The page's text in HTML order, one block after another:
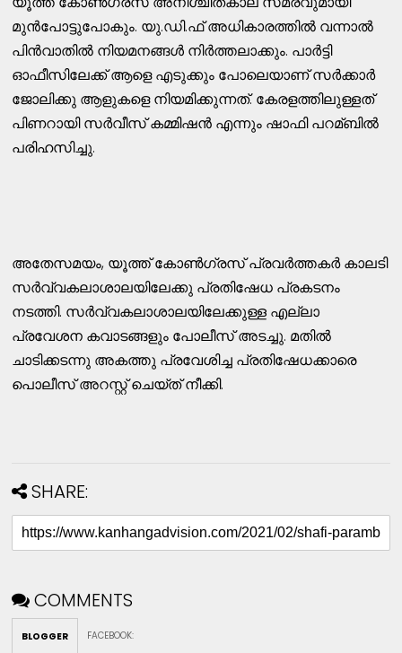
മുന്‍പോട്ടുപോകും. യു.ഡി.ഫ് അധികാരത്തില്‍ വന്നാല്‍
പിന്‍വാതില്‍ നിയമനങ്ങള്‍ നിര്‍ത്തലാക്കും. പാര്‍ട്ടി
ഓഫീസിലേക്ക് ആളെ എടുക്കും പോലെയാണ് സര്‍ക്കാര്‍
ജോലിക്കു ആളുകളെ നിയമിക്കുന്നത്. കേരളത്തിലുള്ളത്
പിണറായി സര്‍വീസ് കമ്മിഷന്‍ എന്നും ഷാഫി പറമ്ബില്‍
പരിഹസിച്ചു.
അതേസമയം, യൂത്ത് കോണ്‍ഗ്രസ് പ്രവര്‍ത്തകര്‍ കാലടി
സര്‍വ്വകലാശാലയിലേക്കു പ്രതിഷേധ പ്രകടനം
നടത്തി. സര്‍വ്വകലാശാലയിലേക്കുള്ള എല്ലാ
പ്രവേശന കവാടങ്ങളും പോലീസ് അടച്ചു. മതില്‍
ചാടിക്കടന്നു അകത്തു പ്രവേശിച്ച പ്രതിഷേധക്കാരെ
പൊലീസ് അറസ്റ്റ് ചെയ്ത് നീക്കി.
SHARE:
COMMENTS
BLOGGER FACEBOOK: